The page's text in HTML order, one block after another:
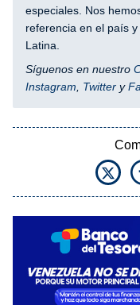
especiales. Nos
referencia en el país
Latina.
Síguenos en nuestro
Instagram
Twitter y